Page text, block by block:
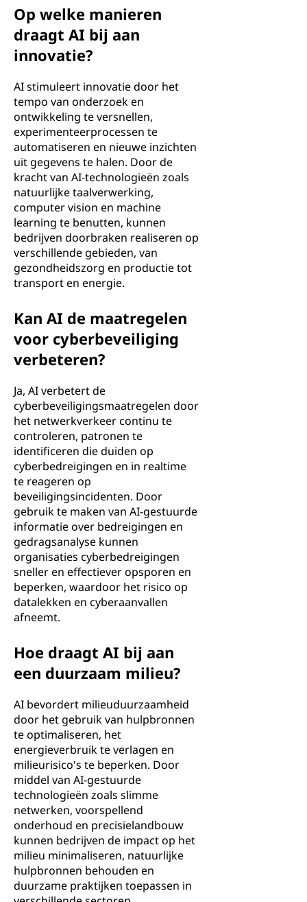
Op welke manieren
draagt AI bij aan
innovatie?
AI stimuleert innovatie door het
tempo van onderzoek en
ontwikkeling te versnellen,
experimenteerprocessen te
automatiseren en nieuwe inzichten
uit gegevens te halen. Door de
kracht van AI-technologieën zoals
natuurlijke taalverwerking,
computer vision en machine
learning te benutten, kunnen
bedrijven doorbraken realiseren op
verschillende gebieden, van
gezondheidszorg en productie tot
transport en energie.
Kan AI de maatregelen
voor cyberbeveiliging
verbeteren?
Ja, AI verbetert de
cyberbeveiligingsmaatregelen door
het netwerkverkeer continu te
controleren, patronen te
identificeren die duiden op
cyberbedreigingen en in realtime
te reageren op
beveiligingsincidenten. Door
gebruik te maken van AI-gestuurde
informatie over bedreigingen en
gedragsanalyse kunnen
organisaties cyberbedreigingen
sneller en effectiever opsporen en
beperken, waardoor het risico op
datalekken en cyberaanvallen
afneemt.
Hoe draagt AI bij aan
een duurzaam milieu?
AI bevordert milieuduurzaamheid
door het gebruik van hulpbronnen
te optimaliseren, het
energieverbruik te verlagen en
milieurisico's te beperken. Door
middel van AI-gestuurde
technologieën zoals slimme
netwerken, voorspellend
onderhoud en precisielandbouw
kunnen bedrijven de impact op het
milieu minimaliseren, natuurlijke
hulpbronnen behouden en
duurzame praktijken toepassen in